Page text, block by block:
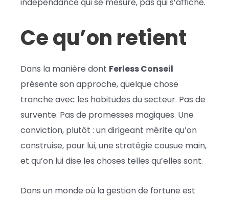
Ce qu’on retient
Dans la manière dont Ferless Conseil
présente son approche, quelque chose
tranche avec les habitudes du secteur. Pas de
survente. Pas de promesses magiques. Une
conviction, plutôt : un dirigeant mérite qu’on
construise, pour lui, une stratégie cousue main,
et qu’on lui dise les choses telles qu’elles sont.
Dans un monde où la gestion de fortune est